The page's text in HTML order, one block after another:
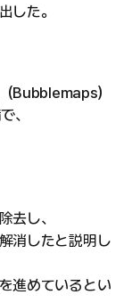
した。
Bubblemaps）
、
去し、
消したと説明し
進めているとい